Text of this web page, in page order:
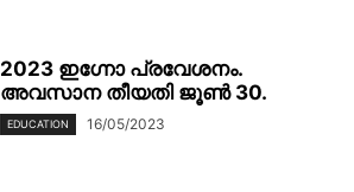
2023 ഇഗ്നോ പ്രവേശനം.
അവസാന തീയതി ജൂൺ 30.
EDUCATION 16/05/2023